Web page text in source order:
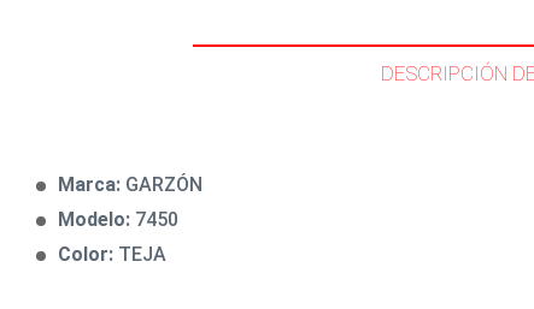
DESCRIPCIÓN
Marca: GARZÓN
Modelo: 7450
Color: TEJA